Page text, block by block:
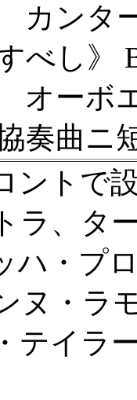
ンター
べし》
ーボエ
奏曲ニ
ントで
ラ、タ
ハ・プ
ヌ・ラ
テイラ